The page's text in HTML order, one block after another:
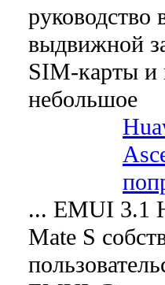
руководство
выдвижной
SIM-карты и
небольшое
... EMUI 3.1
Mate S